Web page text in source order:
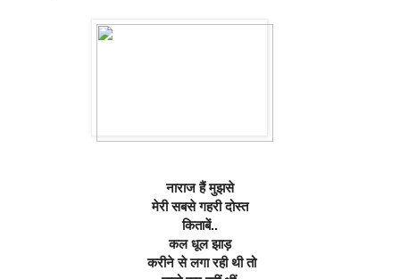
नाराज हैं मुझसे
मेरी सबसे गहरी दोस्त
किताबें..
कल धूल झाड़
करीने से लगा रही थी तो